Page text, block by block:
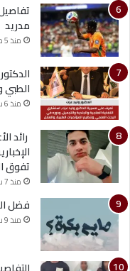
مدريد
منذ 5 دقائق
الطبي
منذ 6 ساعات
رائد
تفوق
منذ 7 ساعات
فضل
منذ 9 ساعات